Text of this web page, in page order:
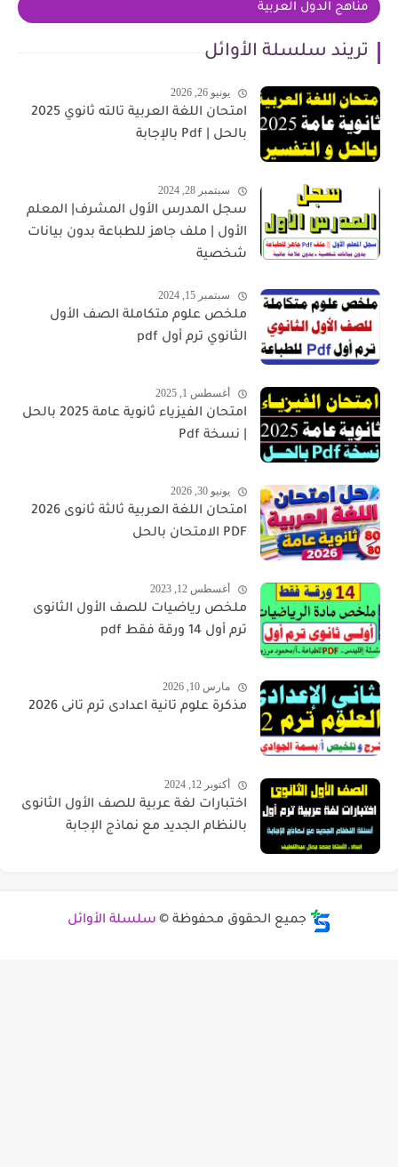
مناهج الدول العربية
تريند سلسلة الأوائل
يونيو 26, 2026
امتحان اللغة العربية تالته ثانوي 2025
بالحل | Pdf بالإجابة
سبتمبر 28, 2024
سجل المدرس الأول المشرف| المعلم
الأول | ملف جاهز للطباعة بدون بيانات
شخصية
سبتمبر 15, 2024
ملخص علوم متكاملة الصف الأول
الثانوي ترم أول pdf
أغسطس 1, 2025
امتحان الفيزياء ثانوية عامة 2025 بالحل
| نسخة Pdf
يونيو 30, 2026
امتحان اللغة العربية ثالثة ثانوى 2026
PDF الامتحان بالحل
أغسطس 12, 2023
ملخص رياضيات للصف الأول الثانوى
ترم أول 14 ورقة فقط pdf
مارس 10, 2026
مذكرة علوم تانية اعدادى ترم تانى 2026
أكتوبر 12, 2024
اختبارات لغة عربية للصف الأول الثانوى
بالنظام الجديد مع نماذج الإجابة
جميع الحقوق محفوظة © سلسلة الأوائل